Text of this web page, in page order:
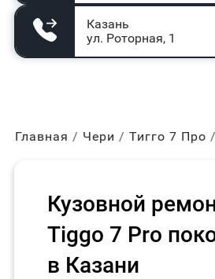
Казань
ул. Роторная, 1
Главная Чери Тигго 7 Про
Кузовной
Tiggo 7 Pro
в Казани